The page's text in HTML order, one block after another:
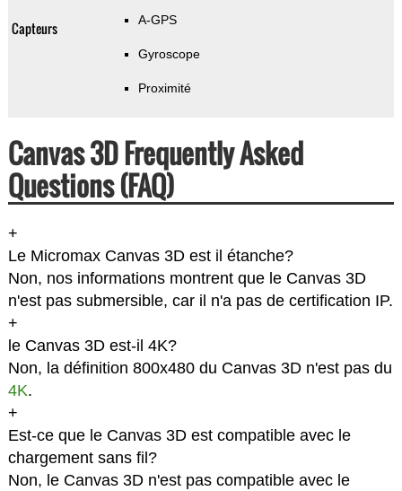
Capteurs A-GPS
Gyroscope
Proximité
Canvas 3D Frequently Asked
Questions (FAQ)
+
Le Micromax Canvas 3D est il étanche?
Non, nos informations montrent que le Canvas 3D
n'est pas submersible, car il n'a pas de certification IP.
+
le Canvas 3D est-il 4K?
Non, la définition 800x480 du Canvas 3D n'est pas du
4K.
+
Est-ce que le Canvas 3D est compatible avec le
chargement sans fil?
Non, le Canvas 3D n'est pas compatible avec le